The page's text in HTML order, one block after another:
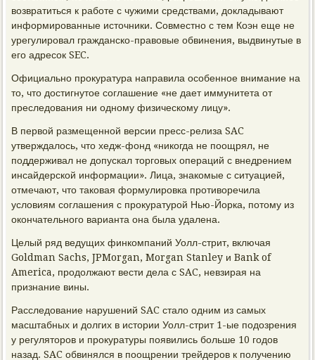
возвратиться к работе с чужими средствами, докладывают
информированные источники. Совместно с тем Коэн еще не
урегулировал гражданско-правовые обвинения, выдвинутые в
его адресок SEC.
Официально прокуратура направила особенное внимание на
то, что достигнутое соглашение «не дает иммунитета от
преследования ни одному физическому лицу».
В первой размещенной версии пресс-релиза SAC
утверждалось, что хедж-фонд «никогда не поощрял, не
поддерживал не допускал торговых операций с внедрением
инсайдерской информации». Лица, знакомые с ситуацией,
отмечают, что таковая формулировка противоречила
условиям соглашения с прокуратурой Нью-Йорка, потому из
окончательного варианта она была удалена.
Целый ряд ведущих финкомпаний Уолл-стрит, включая
Goldman Sachs, JPMorgan, Morgan Stanley и Bank of
America, продолжают вести дела с SAC, невзирая на
признание вины.
Расследование нарушений SAC стало одним из самых
масштабных и долгих в истории Уолл-стрит 1-ые подозрения
у регуляторов и прокуратуры появились больше 10 годов
назад. SAC обвинялся в поощрении трейдеров к получению